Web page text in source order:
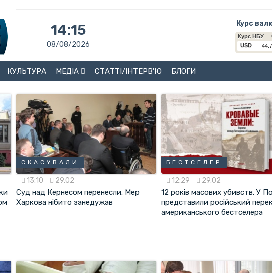
14:15
08/08/2026
Курс
КУЛЬТУРА МЕДІА СТАТТІ/ІНТЕРВ'Ю БЛОГИ
СКАСУВАЛИ
13:10 29.02
Суд над Кернесом перенесли. Мер
Харкова нібито занедужав
БЕСТСЕЛЕР
12:29 29.02
12 років масових убивств. У
представили російський
американського бестселера